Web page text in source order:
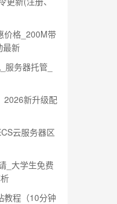
价格_200M带
最新
务器托管_
2026新升级配
云服务器区
_大学生免费
教程（10分钟